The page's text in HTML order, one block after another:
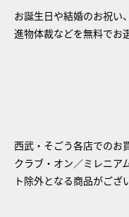
お誕生日や結婚のお祝い
進物体裁などを無料でお
西武・そごう各店でのお
クラブ・オン／ミレニア
ト除外となる商品がござ